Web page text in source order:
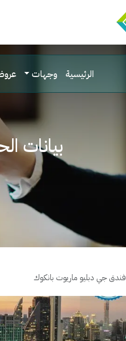
الرئيسية وجهات
بيانات
فندق جي دبليو ماريوت بانكوك